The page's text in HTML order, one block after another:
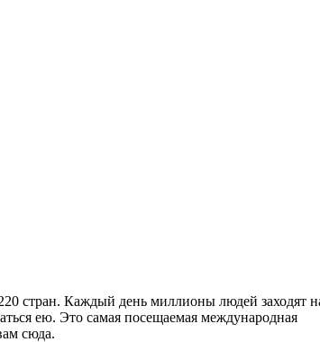
стран. Каждый день миллионы людей заходят
ею. Это самая посещаемая международная
сюда.